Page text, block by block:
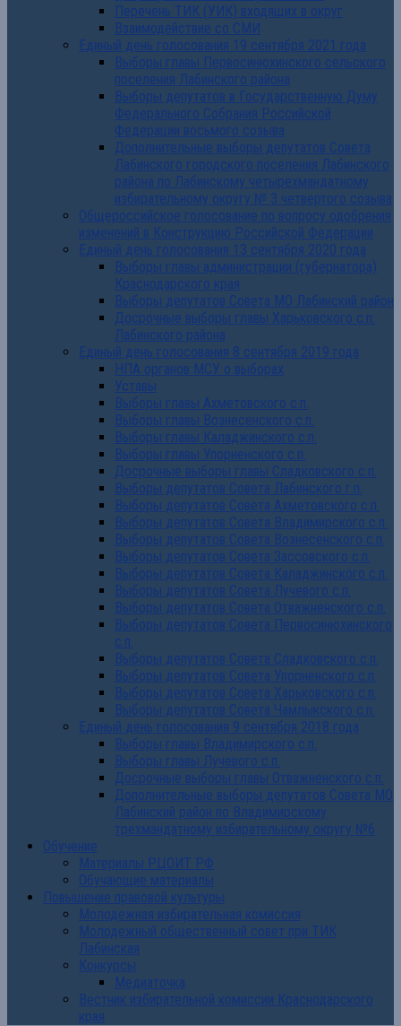
Перечень ТИК (УИК) входящих в округ
Взаимодействие со СМИ
Единый день голосования 19 сентября 2021 года
Выборы главы Первосинюхинского сельского
поселения Лабинского района
Выборы депутатов в Государственную Думу
Федерального Собрания Российской
Федерации восьмого созыва
Дополнительные выборы депутатов Совета
Лабинского городского поселения Лабинского
района по Лабинскому четырехмандатному
избирательному округу № 3 четвертого созыва
Общероссийское голосование по вопросу одобрения
изменений в Конструкцию Российской Федерации
Единый день голосования 13 сентября 2020 года
Выборы главы администрации (губернатора)
Краснодарского края
Выборы депутатов Совета МО Лабинский район
Досрочные выборы главы Харьковского с.п.
Лабинского района
Единый день голосования 8 сентября 2019 года
НПА органов МСУ о выборах
Уставы
Выборы главы Ахметовского с.п.
Выборы главы Вознесенского с.п.
Выборы главы Каладжинского с.п.
Выборы главы Упорненского с.п.
Досрочные выборы главы Сладковского с.п.
Выборы депутатов Совета Лабинского г.п.
Выборы депутатов Совета Ахметовского с.п.
Выборы депутатов Совета Владимирского с.п.
Выборы депутатов Совета Вознесенского с.п.
Выборы депутатов Совета Зассовского с.п.
Выборы депутатов Совета Каладжинского с.п.
Выборы депутатов Совета Лучевого с.п.
Выборы депутатов Совета Отважненского с.п.
Выборы депутатов Совета Первосинюхинского
с.п.
Выборы депутатов Совета Сладковского с.п.
Выборы депутатов Совета Упорненского с.п.
Выборы депутатов Совета Харьковского с.п.
Выборы депутатов Совета Чамлыкского с.п.
Единый день голосования 9 сентября 2018 года
Выборы главы Владимирского с.п.
Выборы главы Лучевого с.п.
Досрочные выборы главы Отважненского с.п.
Дополнительные выборы депутатов Совета МО
Лабинский район по Владимирскому
трехмандатному избирательному округу №6
Обучение
Материалы РЦОИТ РФ
Обучающие материалы
Повышение правовой культуры
Молодежная избирательная комиссия
Молодежный общественный совет при ТИК
Лабинская
Конкурсы
Медиаточка
Вестник избирательной комиссии Краснодарского
края